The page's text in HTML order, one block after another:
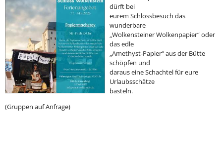
dürft bei
eurem Schlossbesuch das
wunderbare
„Wolkensteiner Wolkenpapier“ oder
das edle
„Amethyst-Papier“ aus der Bütte
schöpfen und
daraus eine Schachtel für eure
Urlaubsschätze
basteln.
(Gruppen auf Anfrage)